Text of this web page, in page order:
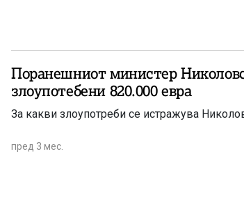
Поранешниот министер
злоупотебени 820.000 евра
За какви злоупотреби се истражува
пред 3 мес.